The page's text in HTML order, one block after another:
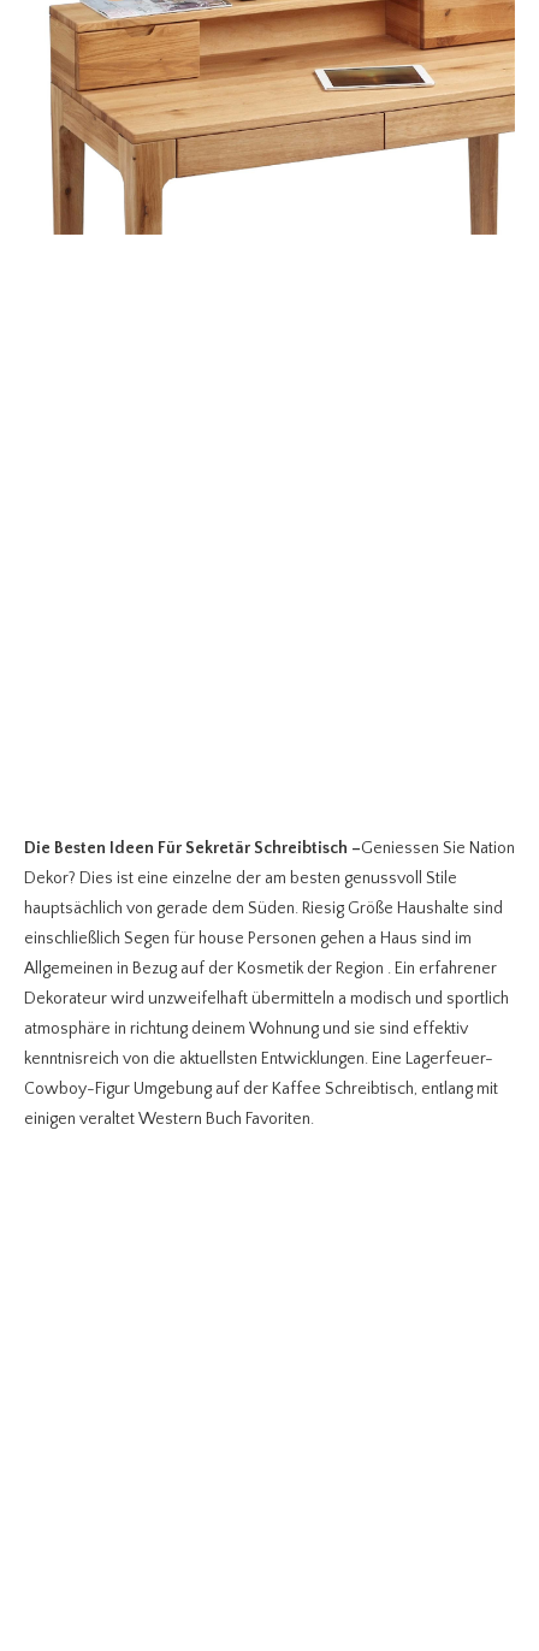
Die Besten Ideen Für Sekretär Schreibtisch –Geniessen Sie Nation
Dekor? Dies ist eine einzelne der am besten genussvoll Stile
hauptsächlich von gerade dem Süden. Riesig Größe Haushalte sind
einschließlich Segen für house Personen gehen a Haus sind im
Allgemeinen in Bezug auf der Kosmetik der Region . Ein erfahrener
Dekorateur wird unzweifelhaft übermitteln a modisch und sportlich
atmosphäre in richtung deinem Wohnung und sie sind effektiv
kenntnisreich von die aktuellsten Entwicklungen. Eine Lagerfeuer-
Cowboy-Figur Umgebung auf der Kaffee Schreibtisch, entlang mit
einigen veraltet Western Buch Favoriten.